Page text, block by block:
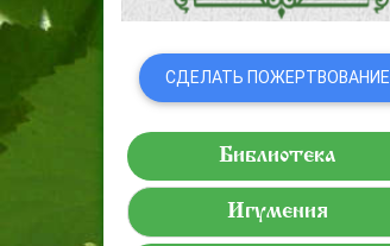
СДЕЛАТЬ ПОЖЕРТВОВАНИЕ
Библиотека
Игумения